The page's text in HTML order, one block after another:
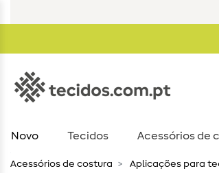
Novo Tecidos Acessórios de
Acessórios de costura​ Aplicações para